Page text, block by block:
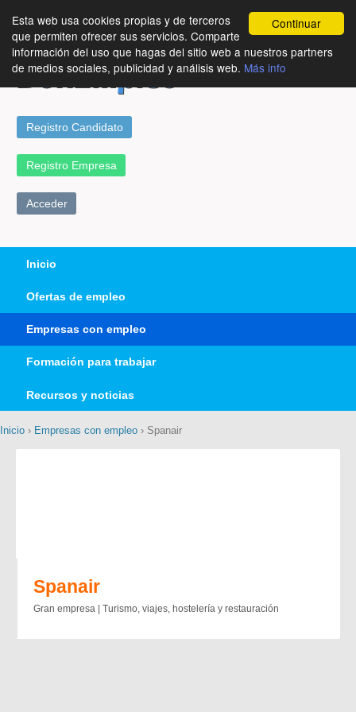
Continuar
Esta web usa cookies propias y de terceros
que permiten ofrecer sus servicios. Comparte
información del uso que hagas del sitio web a nuestros partners
de medios sociales, publicidad y análisis web. Más info
Registro Candidato
Registro Empresa
Acceder
Inicio
Ofertas de empleo
Empresas con empleo
Formación para trabajar
Recursos y noticias
Inicio › Empresas con empleo › Spanair
Spanair
Gran empresa | Turismo, viajes, hostelería y restauración